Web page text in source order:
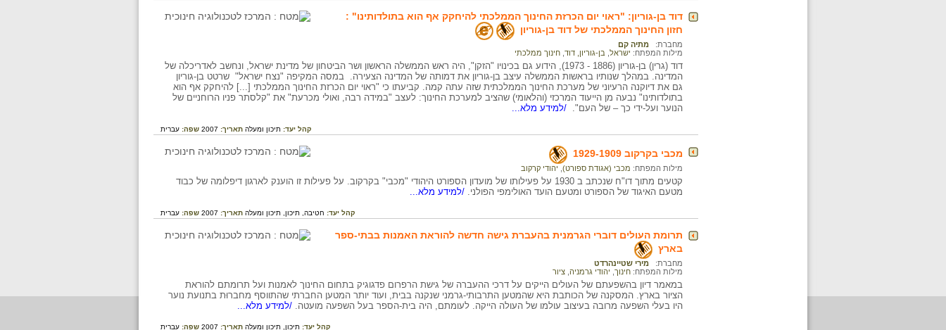
דוד בן-גוריון: "ראוי יום הכרזת החינוך הממלכתי להיחקק אף הוא בתולדותינו" :
חזון החינוך הממלכתי של דוד בן-גוריון
מחברת:
מתיה קם
מילות המפתח: ישראל בן-גוריון, דוד חינוך ממלכתי
דוד (גרין) בן-גוריון (1886 - 1973), הידוע גם בכינויו "הזקן", היה ראש הממשלה הראשון ושר הביטחון של מדינת ישראל, ונחשב לאדריכלה של
המדינה. במהלך שנותיו בראשות הממשלה עיצב בן-גוריון את דמותה של המדינה הצעירה. במסה המקיפה "נצח ישראל" שרטט בן-גוריון
גם את דיוקנה הרעיוני של מערכת החינוך הממלכתית שזה עתה קמה. קביעתו כי "ראוי יום הכרזת החינוך הממלכתי [...] להיחקק אף הוא
בתולדותינו" נבעה מן הייעוד המרכזי (והלאומי) שהציב למערכת החינוך: לעצב "במידה רבה, ואולי מכרעת" את "קלסתר פניו הרוחניים של
הנוער ועל-ידי כך – של העם". /למידע מלא...
קהל יעד: תיכון ומעלה תאריך: 2007 שפה: עברית
מכבי בקרקוב 1929-1909
מילות המפתח: מכבי (אגודת ספורט) יהודי קרקוב
קטעים מתוך דו"ח שנכתב ב 1930 על פעילותו של מועדון הספורט היהודי "מכבי" בקרקוב. על פעילות זו הוענק לארגון דיפלומה של כבוד
מטעם האיגוד של הספורט ומטעם הועד האולימפי הפולני. /למידע מלא...
קהל יעד: חטיבה, תיכון, תיכון ומעלה תאריך: 2007 שפה: עברית
תרומת העולים דוברי הגרמנית בהעברת גישה חדשה להוראת האמנות בבתי-ספר
בארץ
מחברת:
מירי שטיינהרדט
מילות המפתח: חינוך יהודי גרמניה ציור
במאמר דיון בהשפעתם של העולים הייקים על דרכי ההעברה של גישת הרפרום פדגוגיק בתחום החינוך לאמנות ועל תרומתם להוראת
הציור בארץ. המסקנה של הכותבת היא שהמטען התרבותי-גרמני שנקנה בבית, ועוד יותר המטען החברתי שהתווסף מחברוּת בתנועת נוער
היו בעלי השפעה מרובה בעיצוב עולמו של העולה הייקה. לעומתם, היה בית-הספר בעל השפעה מועטה. /למידע מלא...
קהל יעד: תיכון, תיכון ומעלה תאריך: 2007 שפה: עברית